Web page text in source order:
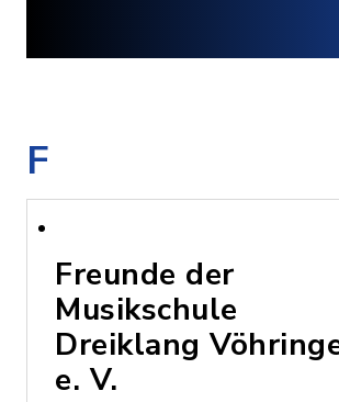
F
Freunde der
Musikschule
Dreiklang
e. V.